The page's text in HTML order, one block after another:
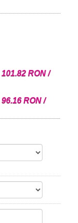
101.82 RON /
96.16 RON /